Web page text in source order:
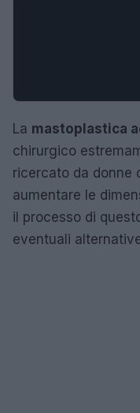
La mastoplastica
chirurgico
ricercato da donne
aumentare le
il processo di
eventuali